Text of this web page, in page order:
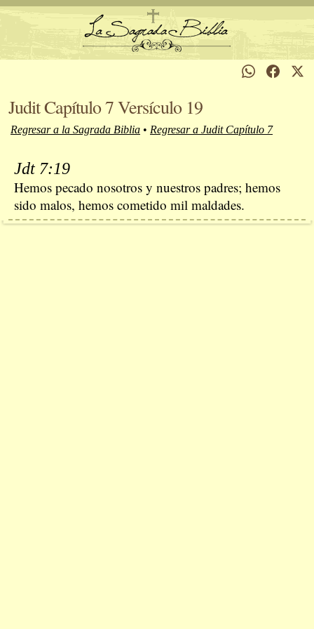
Judit Capítulo 7 Versículo 19
Regresar a la Sagrada Biblia • Regresar a Judit Capítulo 7
Jdt 7:19
Hemos pecado nosotros y nuestros padres; hemos
sido malos, hemos cometido mil maldades.